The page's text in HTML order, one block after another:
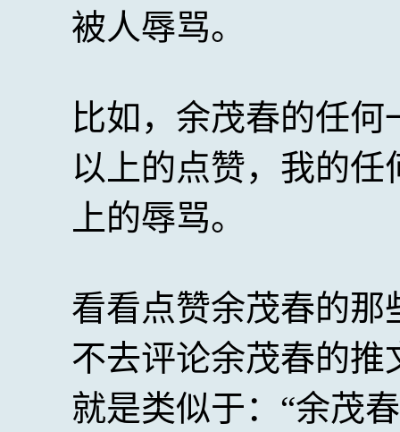
被人辱骂。
比如，余茂春的任
以上的点赞，我的任
上的辱骂。
看看点赞余茂春的
不去评论余茂春的
就是类似于：“余茂